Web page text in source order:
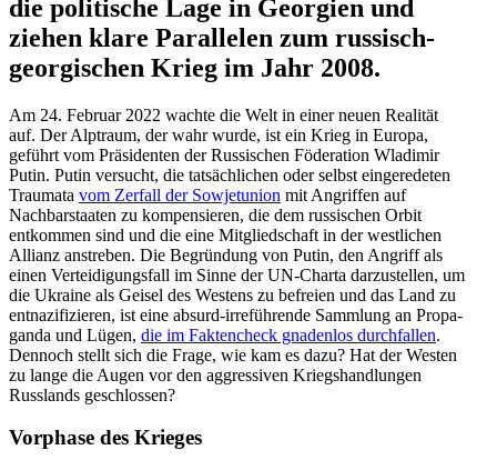
die politische Lage in Georgien und
ziehen klare Paral­lelen zum russisch-
georgi­schen Krieg im Jahr 2008.
Am 24. Februar 2022 wachte die Welt in einer neuen Realität
auf. Der Alptraum, der wahr wurde, ist ein Krieg in Europa,
geführt vom Präsi­denten der Russi­schen Föderation Wladimir
Putin. Putin versucht, die tatsäch­lichen oder selbst einge­re­deten
Traumata vom Zerfall der Sowjet­union mit Angriffen auf
Nachbar­staaten zu kompen­sieren, die dem russi­schen Orbit
entkommen sind und die eine Mitglied­schaft in der westlichen
Allianz anstreben. Die Begründung von Putin, den Angriff als
einen Vertei­di­gungsfall im Sinne der UN-Charta darzu­stellen, um
die Ukraine als Geisel des Westens zu befreien und das Land zu
entna­zi­fi­zieren, ist eine absurd-irrefüh­rende Sammlung an Propa­
ganda und Lügen, die im Fakten­check gnadenlos durch­fallen.
Dennoch stellt sich die Frage, wie kam es dazu? Hat der Westen
zu lange die Augen vor den aggres­siven Kriegs­hand­lungen
Russlands geschlossen?
Vorphase des Krieges